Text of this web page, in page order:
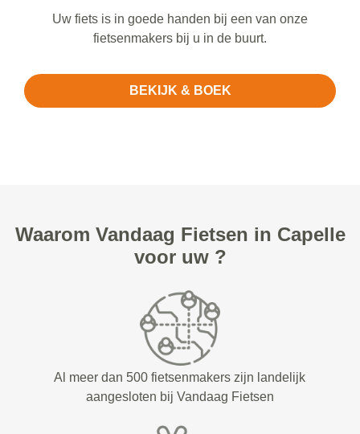
Uw fiets is in goede handen bij een van onze
fietsenmakers bij u in de buurt.
BEKIJK & BOEK
Waarom Vandaag Fietsen in Capelle
voor uw ?
Al meer dan 500 fietsenmakers zijn landelijk
aangesloten bij Vandaag Fietsen